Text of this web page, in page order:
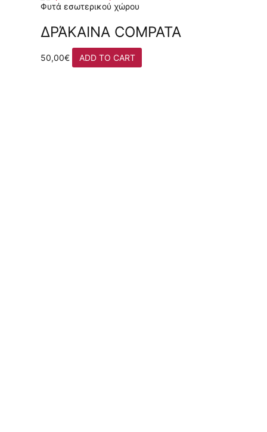
Φυτά εσωτερικού χώρου
ΔΡΆΚΑΙΝΑ COMPATA
50,00€ ADD TO CART